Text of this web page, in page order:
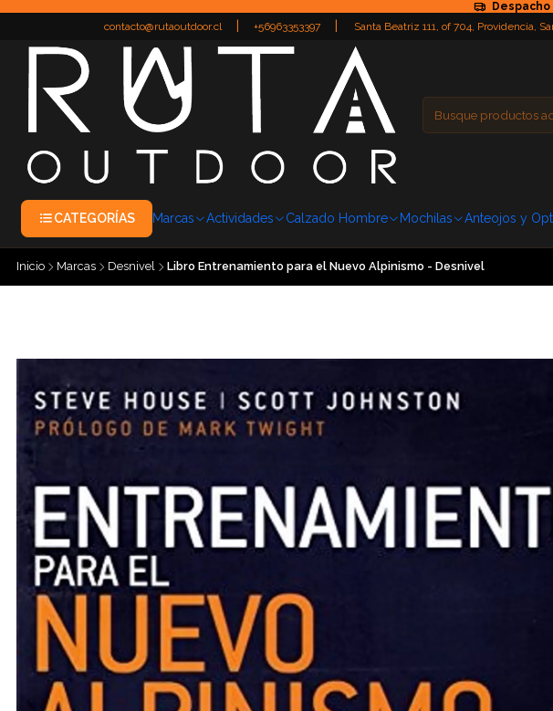
contacto@rutaoutdoor.cl
+56963353397
Santa Beatriz 111, of 704, Providencia,
CATEGORÍAS Marcas Actividades Calzado Hombre Mochilas Anteojos y
Inicio Marcas Desnivel Libro Entrenamiento para el Nuevo Alpinismo - Desnivel